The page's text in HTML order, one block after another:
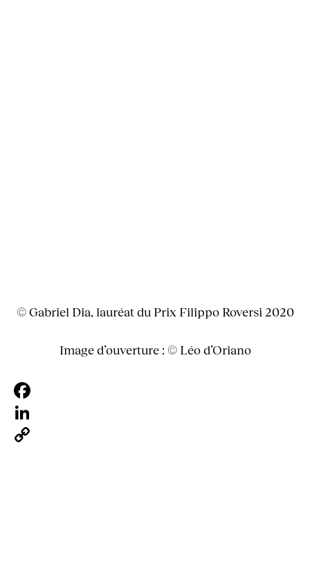
© Gabriel Dia, lauréat du Prix Filippo Roversi 2020
Image d’ouverture : © Léo d’Oriano
Facebook
LinkedIn